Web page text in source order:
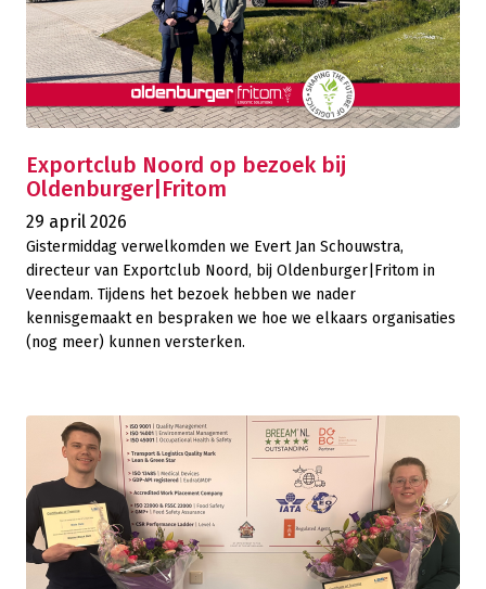
Exportclub Noord op bezoek bij
Oldenburger|Fritom
29 april 2026
Gistermiddag verwelkomden we Evert Jan Schouwstra,
directeur van Exportclub Noord, bij Oldenburger|Fritom in
Veendam. Tijdens het bezoek hebben we nader
kennisgemaakt en bespraken we hoe we elkaars organisaties
(nog meer) kunnen versterken.